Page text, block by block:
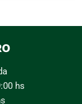
hs